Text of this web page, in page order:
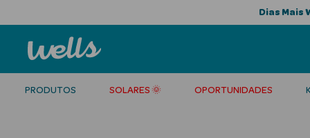
Dias Mais
PRODUTOS SOLARES 🌞 OPORTUNIDADES